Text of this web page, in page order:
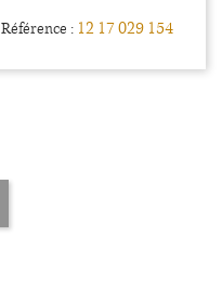
Référence : 12 17 029 154